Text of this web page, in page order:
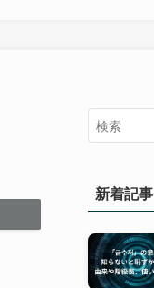
新着記事